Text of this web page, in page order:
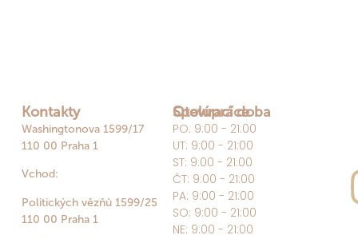
Otevírací doba
PO: 9:00 - 21:00
UT: 9:00 - 21:00
ST: 9:00 - 21:00
ČT: 9:00 - 21:00
PA: 9:00 - 21:00
SO: 9:00 - 21:00
NE: 9:00 - 21:00
Kontakty
Washingtonova 1599/17
110 00 Praha 1
Vchod:
Politických vězňů 1599/25
110 00 Praha 1
Spolupráce